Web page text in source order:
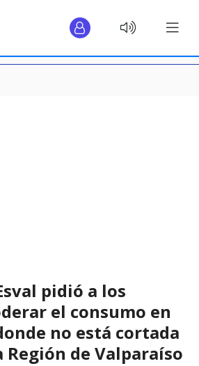
pidió a los
el consumo en
no está cortada
Región de Valparaíso